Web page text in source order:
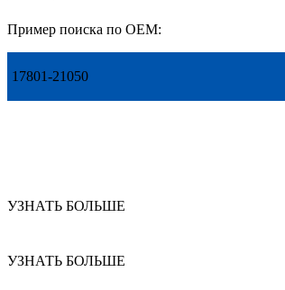
Пример поиска по OEM:
17801-21050
УЗНАТЬ БОЛЬШЕ
УЗНАТЬ БОЛЬШЕ